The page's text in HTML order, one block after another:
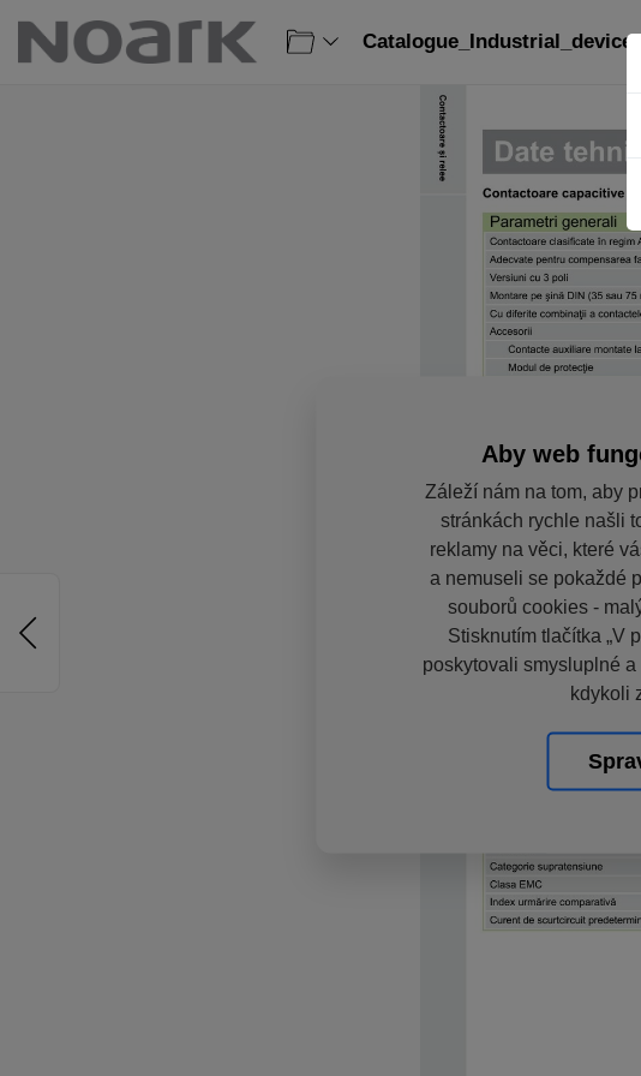
Aby web
Záleží nám na tom, aby
stránkách rychle našli
reklamy na věci, které
a nemuseli se pokaždé
souborů cookies -
Stisknutím tlačítka „V
poskytovali smysluplné
kdykoli